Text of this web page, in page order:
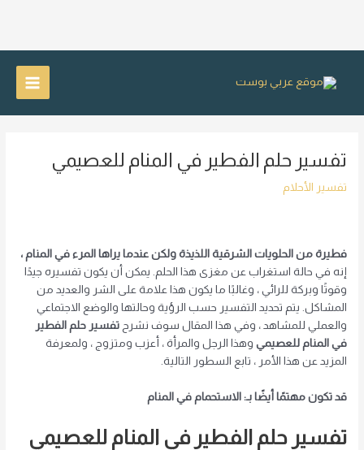
Main
تفسير حلم الفطير في المنام للعصيمي
تفسير الأحلام
فطيرة من الحلويات الشرقية اللذيذة ولكن عندما يراها المرء في المنام ،
إنه في حالة استغراب عن مغزى هذا الحلم. يمكن أن يكون تفسيره جيدًا
وقوتًا وبركة للرائي ، وغالبًا ما يكون هذا علامة على الشر والعديد من
المشاكل. يتم تحديد التفسير حسب الرؤية وحالتها والوضع الاجتماعي
والعملي للمشاهد ، وفي هذا المقال سوف نشرح تفسير حلم الفطير
في المنام للعصيمي وهذا الرجل والمرأة ، أعزب ومتزوج ، ولمعرفة
المزيد عن هذا الأمر ، تابع السطور التالية.
قد تكون مهتمًا أيضًا بـ: الاستحمام في المنام
تفسير حلم الفطير في المنام للعصيمي